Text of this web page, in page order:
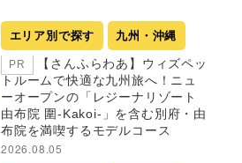
エリア別で探す 九州・沖縄
PR
【さんふらわあ】ウィズペッ
トルームで快適な九州旅へ！ニュ
ーオープンの「レジーナリゾート
由布院 圍-Kakoi-」を含む別府・由
布院を満喫するモデルコース
2026.08.05